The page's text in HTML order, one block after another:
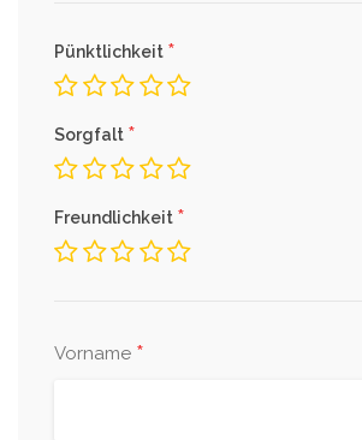
Pünktlichkeit *
Sorgfalt *
Freundlichkeit *
Vorname *